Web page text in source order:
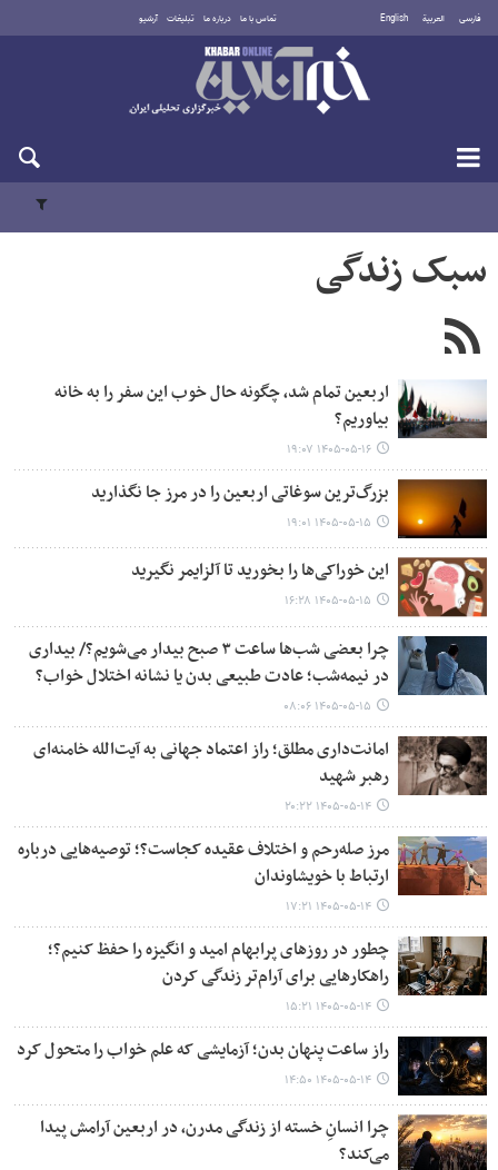
فارسی العربية English تماس با ما درباره ما تبلیغات آرشیو
شنبه ۱۷ مرداد ۱۴۰۵
سبک زندگی
اربعین تمام شد، چگونه حال خوب این سفر را به خانه
بیاوریم؟
۱۴۰۵-۰۵-۱۶ ۱۹:۰۷
بزرگ‌ترین سوغاتی اربعین را در مرز جا نگذارید
۱۴۰۵-۰۵-۱۵ ۱۹:۰۱
این خوراکی‌ها را بخورید تا آلزایمر نگیرید
۱۴۰۵-۰۵-۱۵ ۱۶:۲۸
چرا بعضی شب‌ها ساعت ۳ صبح بیدار می‌شویم؟/ بیداری
در نیمه‌شب؛ عادت طبیعی بدن یا نشانه اختلال خواب؟
۱۴۰۵-۰۵-۱۵ ۰۸:۰۶
امانت‌داری مطلق؛ راز اعتماد جهانی به آیت‌الله خامنه‌ای
رهبر شهید
۱۴۰۵-۰۵-۱۴ ۲۰:۲۲
مرز صله‌رحم و اختلاف عقیده کجاست؟؛ توصیه‌هایی درباره
ارتباط با خویشاوندان
۱۴۰۵-۰۵-۱۴ ۱۷:۲۱
چطور در روزهای پرابهام امید و انگیزه را حفظ کنیم؟؛
راهکارهایی برای آرام‌تر زندگی کردن
۱۴۰۵-۰۵-۱۴ ۱۵:۲۱
راز ساعت پنهان بدن؛ آزمایشی که علم خواب را متحول کرد
۱۴۰۵-۰۵-۱۴ ۱۴:۵۰
چرا انسانِ خسته از زندگی مدرن، در اربعین آرامش پیدا
می‌کند؟